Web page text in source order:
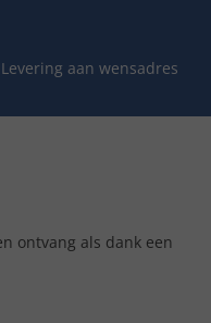
Levering aan wensadres
ontvang als dank een